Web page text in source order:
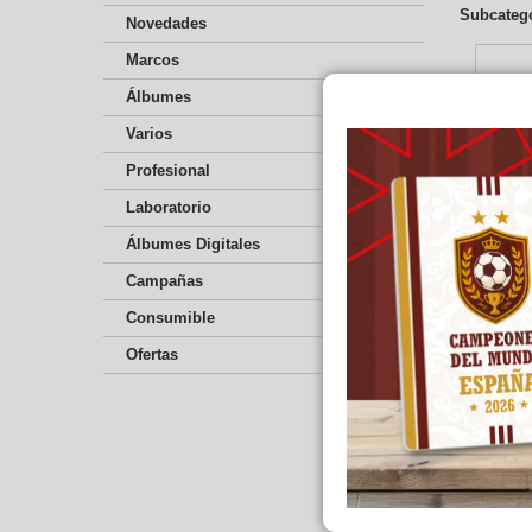
Novedades
Marcos
Álbumes
Varios
Profesional
Laboratorio
Álbumes Digitales
Campañas
Consumible
Ofertas
Ordenar